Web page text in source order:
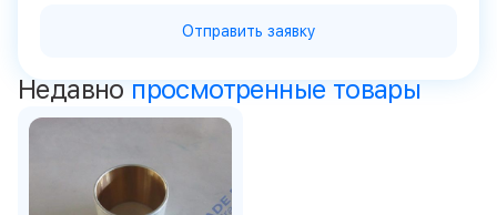
Отправить заявку
Недавно просмотренные товары